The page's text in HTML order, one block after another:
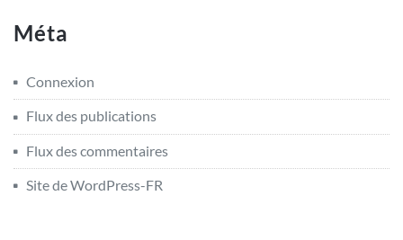
Méta
Connexion
Flux des publications
Flux des commentaires
Site de WordPress-FR